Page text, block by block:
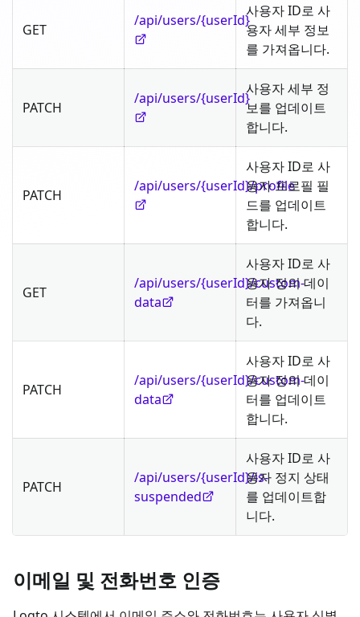
GET
/api/users/{userId}
사용자 ID로 사
용자 세부 정보
를 가져옵니다.
PATCH
/api/users/{userId}
사용자 세부 정
보를 업데이트
합니다.
PATCH
/api/users/{userId}/profile
사용자 ID로 사
용자 프로필 필
드를 업데이트
합니다.
GET
/api/users/{userId}/custom-
data
사용자 ID로 사
용자 정의 데이
터를 가져옵니
다.
PATCH
/api/users/{userId}/custom-
data
사용자 ID로 사
용자 정의 데이
터를 업데이트
합니다.
PATCH
/api/users/{userId}/is-
suspended
사용자 ID로 사
용자 정지 상태
를 업데이트합
니다.
이메일 및 전화번호 인증